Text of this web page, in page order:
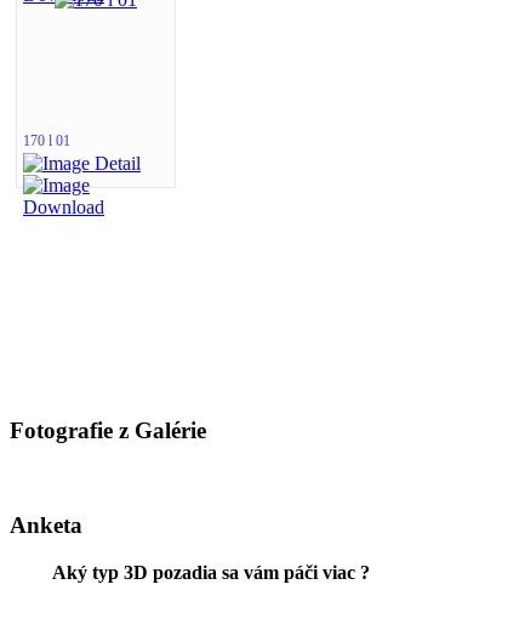
170 l 01
Fotografie z Galérie
Anketa
Aký typ 3D pozadia sa vám páči viac ?